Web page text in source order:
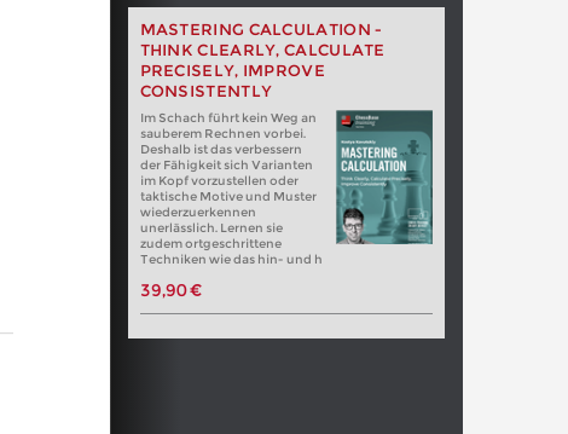
MASTERING CALCULATION -
THINK CLEARLY, CALCULATE
PRECISELY, IMPROVE
CONSISTENTLY
Im Schach führt kein Weg an
sauberem Rechnen vorbei.
Deshalb ist das verbessern
der Fähigkeit sich Varianten
im Kopf vorzustellen oder
taktische Motive und Muster
wiederzuerkennen
unerlässlich. Lernen sie
zudem ortgeschrittene
Techniken wie das hin- und h
39,90 €